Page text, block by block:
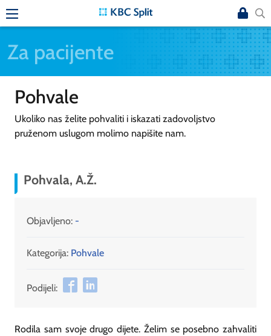
Za pacijente
Pohvale
Ukoliko nas želite pohvaliti i iskazati zadovoljstvo
pruženom uslugom molimo napišite nam.
Pohvala, A.Ž.
Objavljeno: -
Kategorija: Pohvale
Podijeli:
Rodila sam svoje drugo dijete. Želim se posebno zahvaliti